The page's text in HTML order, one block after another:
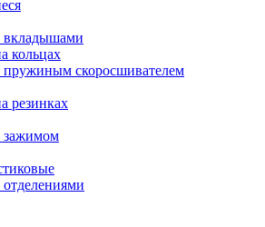
вкладышами
кольцах
пружиным скоросшивателем
резинках
зажимом